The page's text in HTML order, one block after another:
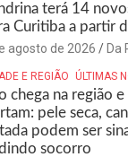
terá 14
Curitiba a partir
agosto de 2026 Da
E REGIÃO ÚLTIMAS
chega na região
pele seca,
podem ser
socorro